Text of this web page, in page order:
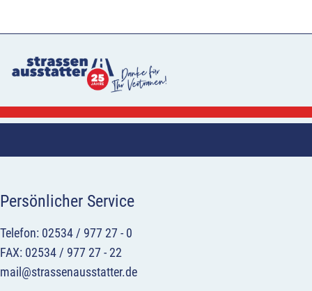
Persönlicher Service
Telefon: 02534 / 977 27 - 0
FAX: 02534 / 977 27 - 22
mail@strassenausstatter.de